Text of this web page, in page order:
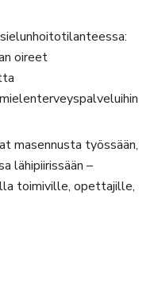
oireet
masennusta työssään,
lähipiirissään –
toimiville, opettajille,